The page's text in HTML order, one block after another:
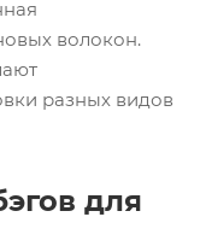
волокон.
разных видов
для